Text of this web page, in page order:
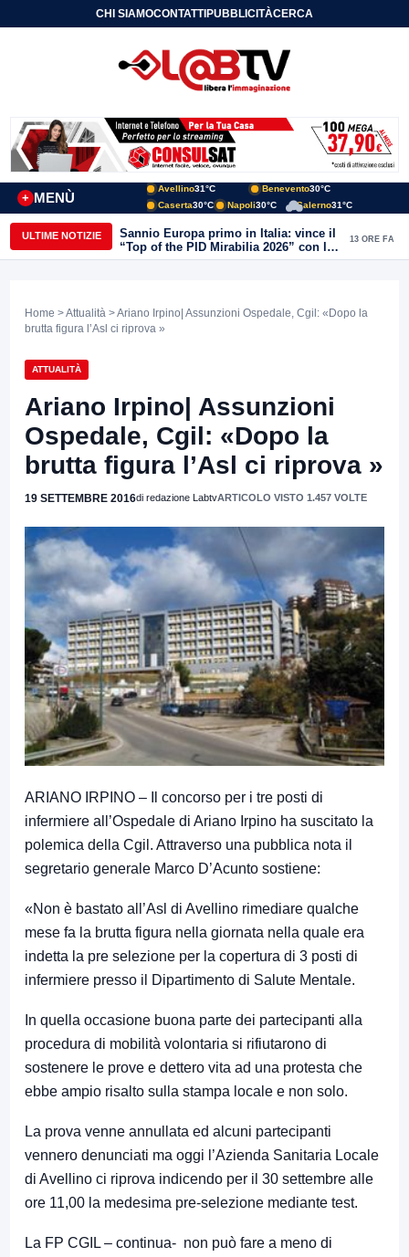
CHI SIAMOCONTATTIPUBBLICITÀCERCA
MENÙ
+
Avellino31°C Benevento30°C
Caserta30°C Napoli30°C Salerno31°C
ULTIME NOTIZIE
Sannio Europa primo in Italia: vince il
“Top of the PID Mirabilia 2026” con la
realtà virtuale nei musei del Sannio
13 ORE FA
Home >Attualità > Ariano Irpino| Assunzioni Ospedale, Cgil: «Dopo la
brutta figura l’Asl ci riprova »
ATTUALITÀ
Ariano Irpino| Assunzioni
Ospedale, Cgil: «Dopo la
brutta figura l’Asl ci riprova »
19 SETTEMBRE 2016di redazione LabtvARTICOLO VISTO 1.457 VOLTE
ARIANO IRPINO – Il concorso per i tre posti di
infermiere all’Ospedale di Ariano Irpino ha suscitato la
polemica della Cgil. Attraverso una pubblica nota il
segretario generale Marco D’Acunto sostiene:
«Non è bastato all’Asl di Avellino rimediare qualche
mese fa la brutta figura nella giornata nella quale era
indetta la pre selezione per la copertura di 3 posti di
infermiere presso il Dipartimento di Salute Mentale.
In quella occasione buona parte dei partecipanti alla
procedura di mobilità volontaria si rifiutarono di
sostenere le prove e dettero vita ad una protesta che
ebbe ampio risalto sulla stampa locale e non solo.
La prova venne annullata ed alcuni partecipanti
vennero denunciati ma oggi l’Azienda Sanitaria Locale
di Avellino ci riprova indicendo per il 30 settembre alle
ore 11,00 la medesima pre-selezione mediante test.
La FP CGIL – continua- non può fare a meno di